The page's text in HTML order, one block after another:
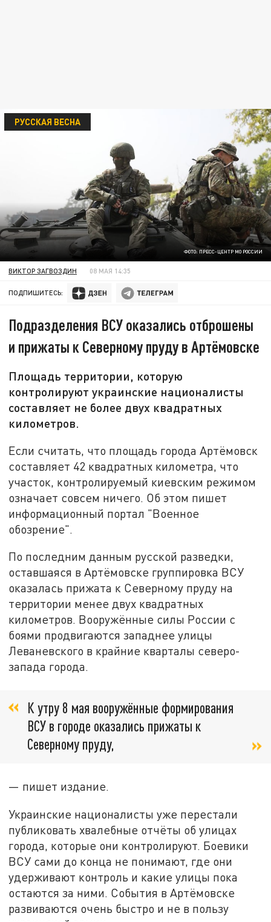
ФОТО: ПРЕСС-ЦЕНТР МО РОССИИ
РУССКАЯ ВЕСНА
ВИКТОР ЗАГВОЗДИН 08 МАЯ 14:35
ПОДПИШИТЕСЬ:
Подразделения ВСУ оказались отброшены
и прижаты к Северному пруду в Артёмовске
Площадь территории, которую
контролируют украинские националисты
составляет не более двух квадратных
километров.
Если считать, что площадь города Артёмовск
составляет 42 квадратных километра, что
участок, контролируемый киевским режимом
означает совсем ничего. Об этом пишет
информационный портал "Военное
обозрение".
По последним данным русской разведки,
оставшаяся в Артёмовске группировка ВСУ
оказалась прижата к Северному пруду на
территории менее двух квадратных
километров. Вооружённые силы России с
боями продвигаются западнее улицы
Леваневского в крайние кварталы северо-
запада города.
К утру 8 мая вооружённые формирования
ВСУ в городе оказались прижаты к
Северному пруду,
— пишет издание.
Украинские националисты уже перестали
публиковать хвалебные отчёты об улицах
города, которые они контролируют. Боевики
ВСУ сами до конца не понимают, где они
удерживают контроль и какие улицы пока
остаются за ними. События в Артёмовске
развиваются очень быстро и не в пользу